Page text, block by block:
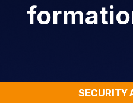
SECURITY